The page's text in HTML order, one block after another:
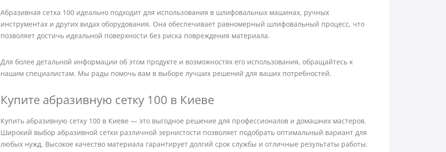
Абразивная сетка 100 идеально подходит для использования в шлифовальных машинах, ручных
инструментах и других видах оборудования. Она обеспечивает равномерный шлифовальный процесс, что
позволяет достичь идеальной поверхности без риска повреждения материала.
Для более детальной информации об этом продукте и возможностях его использования, обращайтесь к
нашим специалистам. Мы рады помочь вам в выборе лучших решений для ваших потребностей.
Купите абразивную сетку 100 в Киеве
Купить абразивную сетку 100 в Киеве — это выгодное решение для профессионалов и домашних мастеров.
Широкий выбор абразивной сетки различной зернистости позволяет подобрать оптимальный вариант для
любых нужд. Высокое качество материала гарантирует долгий срок службы и отличные результаты работы.